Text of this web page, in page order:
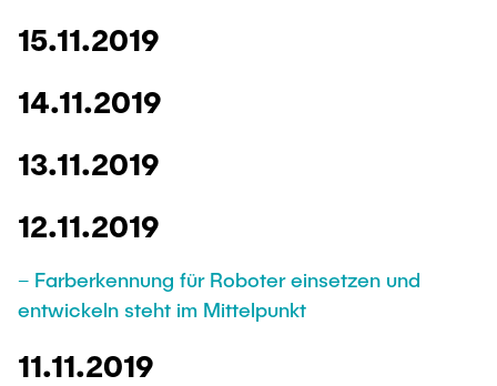
15.11.2019
14.11.2019
13.11.2019
12.11.2019
– Farberkennung für Roboter einsetzen und
entwickeln steht im Mittelpunkt
11.11.2019